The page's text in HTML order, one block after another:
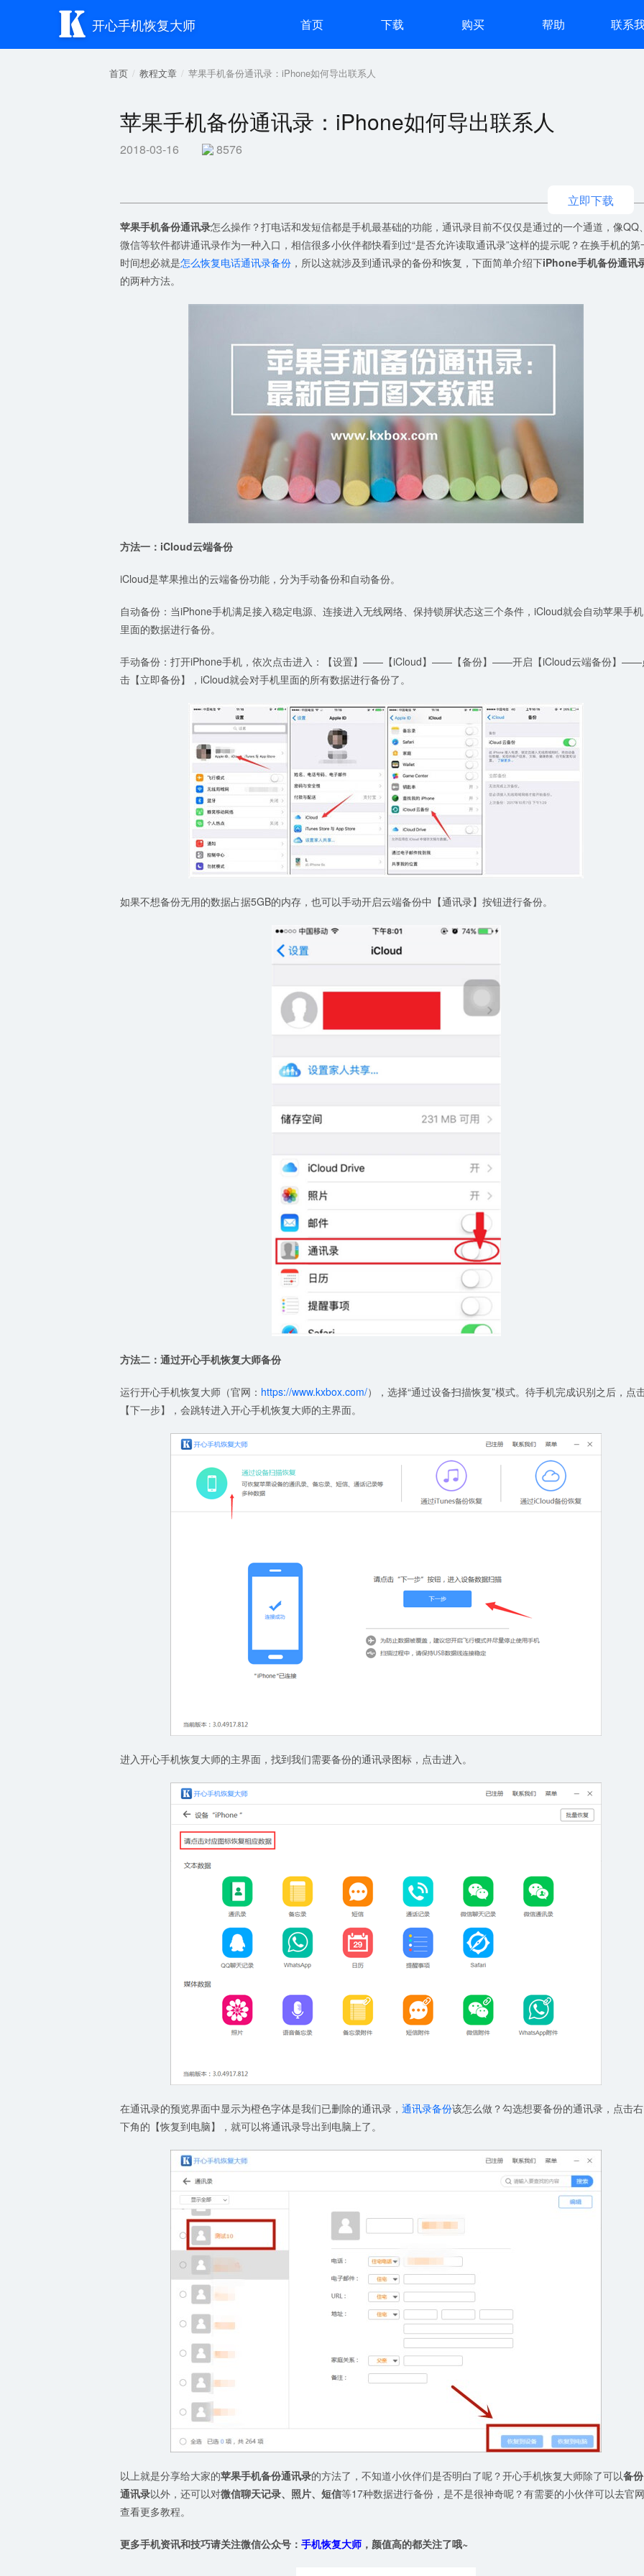
 开心手机恢复大师 首页 下载 购买 帮助 联系
首页 教程文章 苹果手机备份通讯录：iPhone如何导出联系人
苹果手机备份通讯录：iPhone如何导出联系人
2018-03-16 8576
立即下载
苹果手机备份通讯录怎么操作？打电话和发短信都是手机最基础的功能，通讯录目前不仅仅是通过的一个通道，像QQ
微信等软件都讲通讯录作为一种入口，相信很多小伙伴都快看到过“是否允许读取通讯录”这样的提示呢？在换手机的第
时间想必就是怎么恢复电话通讯录备份 ，所以这就涉及到通讯录的备份和恢复，下面简单介绍下iPhone手机备份通讯
的两种方法。
方法一：iCloud云端备份
iCloud是苹果推出的云端备份功能，分为手动备份和自动备份。
自动备份：当iPhone手机满足接入稳定电源、连接进入无线网络、保持锁屏状态这三个条件，iCloud就会自动苹果手机
里面的数据进行备份。
手动备份：打开iPhone手机，依次点击进入：【设置】——【iCloud】——【备份】——开启【iCloud云端备份】——
击【立即备份】，iCloud就会对手机里面的所有数据进行备份了。
如果不想备份无用的数据占据5GB的内存，也可以手动开启云端备份中【通讯录】按钮进行备份。
方法二：通过开心手机恢复大师备份
运行开心手机恢复大师（官网： https://www.kxbox.com/），选择“通过设备扫描恢复”模式。待手机完成识别之后，点
【下一步】，会跳转进入开心手机恢复大师的主界面。
进入开心手机恢复大师的主界面，找到我们需要备份的通讯录图标，点击进入。
在通讯录的预览界面中显示为橙色字体是我们已删除的通讯录， 通讯录备份该怎么做？勾选想要备份的通讯录，点击右
下角的【恢复到电脑】，就可以将通讯录导出到电脑上了。
以上就是分享给大家的苹果手机备份通讯录的方法了，不知道小伙伴们是否明白了呢？开心手机恢复大师除了可以备份
通讯录以外，还可以对微信聊天记录、照片、短信等17种数据进行备份，是不是很神奇呢？有需要的小伙伴可以去官网
查看更多教程。
更多手机资讯和技巧请关注微信公众号： 手机恢复大师 ，颜值高的都关注了哦~